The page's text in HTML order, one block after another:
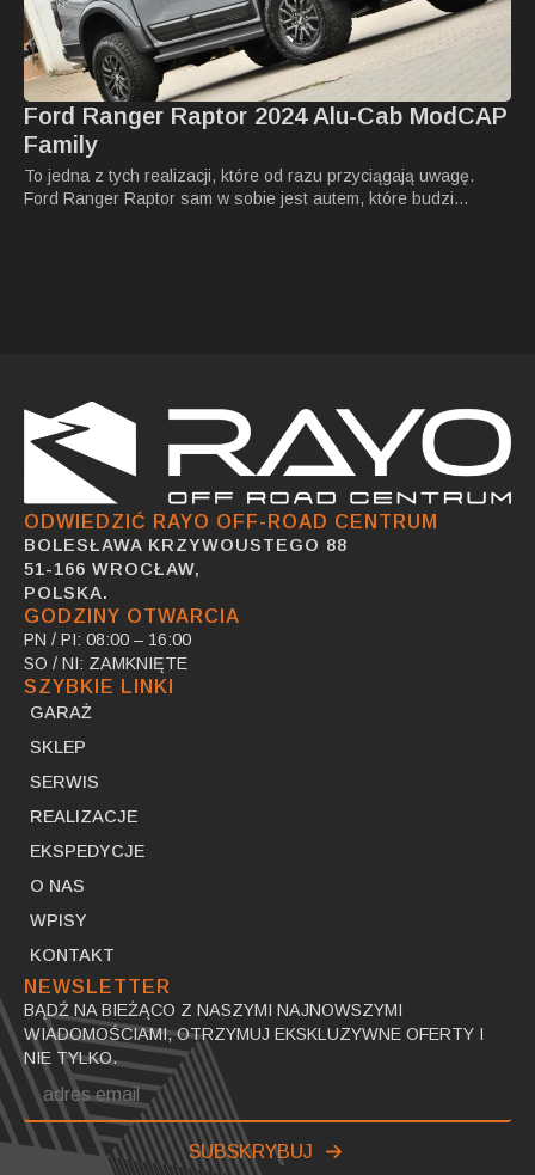
Ford Ranger Raptor 2024 Alu-Cab ModCAP
Family
To jedna z tych realizacji, które od razu przyciągają uwagę.
Ford Ranger Raptor sam w sobie jest autem, które budzi…
ODWIEDZIĆ RAYO OFF-ROAD CENTRUM
BOLESŁAWA KRZYWOUSTEGO 88
51-166 WROCŁAW,
POLSKA.
GODZINY OTWARCIA
PN / PI: 08:00 – 16:00
SO / NI: ZAMKNIĘTE
SZYBKIE LINKI
GARAŻ
SKLEP
SERWIS
REALIZACJE
EKSPEDYCJE
O NAS
WPISY
KONTAKT
NEWSLETTER
BĄDŹ NA BIEŻĄCO Z NASZYMI NAJNOWSZYMI
WIADOMOŚCIAMI, OTRZYMUJ EKSKLUZYWNE OFERTY I
NIE TYLKO.
Email
*
SUBSKRYBUJ